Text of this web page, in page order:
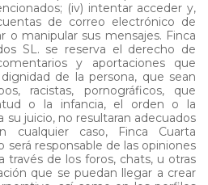
(iv) intentar acceder y,
de correo electrónico de
o manipular sus mensajes. Finca
SL. se reserva el derecho de
y aportaciones que
de la persona, que sean
racistas, pornográficos, que
o la infancia, el orden o la
su juicio, no resultaran adecuados
cualquier caso, Finca Cuarta
será responsable de las opiniones
través de los foros, chats, u otras
que se puedan llegar a crear